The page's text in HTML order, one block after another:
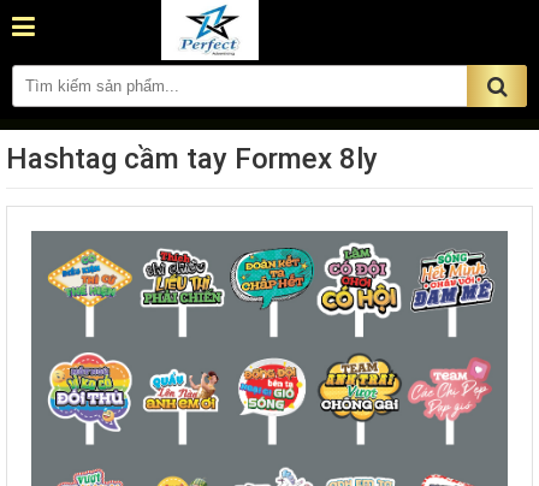
Hashtag cầm tay Formex 8ly
ĐẶT HÀNG